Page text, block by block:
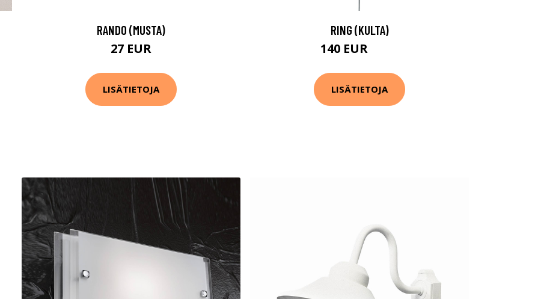
RANDO (MUSTA)
27 EUR
LISÄTIETOJA
RING (KULTA)
140 EUR
LISÄTIETOJA